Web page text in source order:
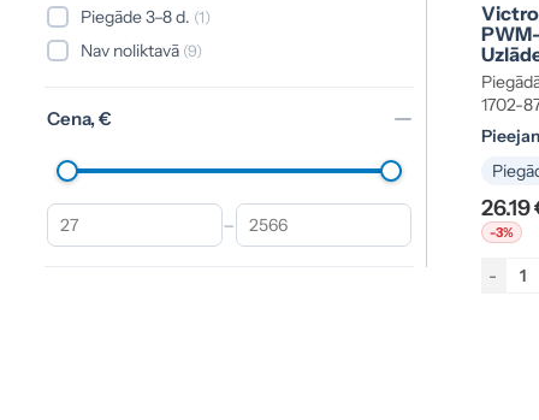
Piegāde 3–8 d. (1)
Nav noliktavā (9)
Cena, €
–
12/
87658
1702-
26.19
-3%
-